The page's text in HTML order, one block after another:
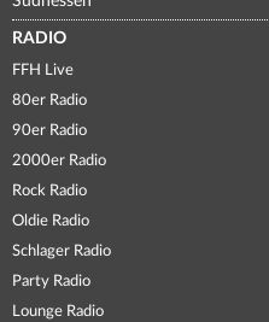
RADIO
FFH Live
80er Radio
90er Radio
2000er Radio
Rock Radio
Oldie Radio
Schlager Radio
Party Radio
Lounge Radio